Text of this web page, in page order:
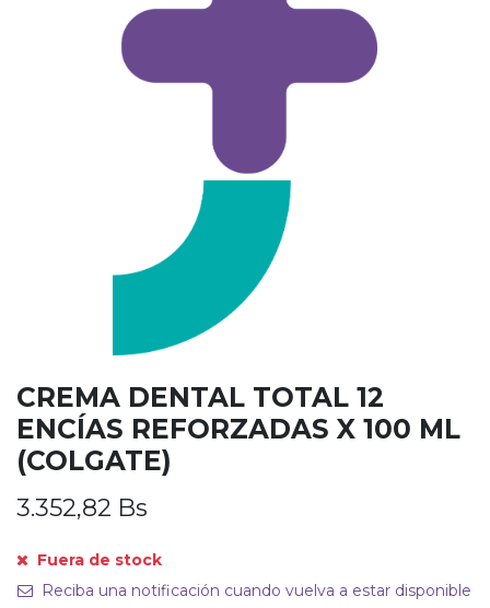
CREMA DENTAL TOTAL 12
ENCÍAS REFORZADAS X 100 ML
(COLGATE)
3.352,82 Bs
Fuera de stock
Reciba una notificación cuando vuelva a estar disponible